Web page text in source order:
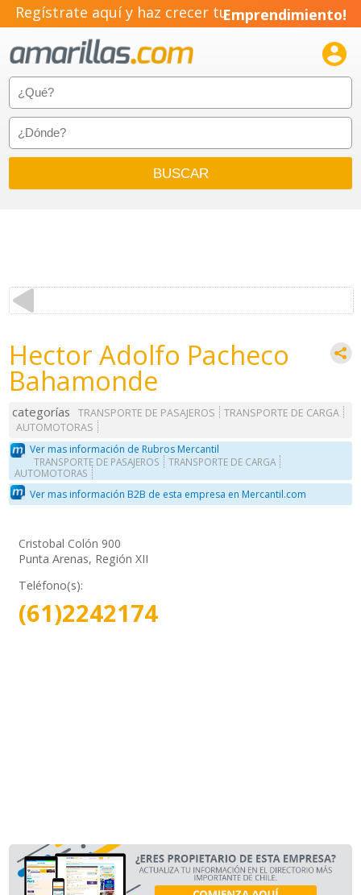
Regístrate aquí y haz crecer tuEmprendimiento!

Hector Adolfo Pacheco
Bahamonde
categorías TRANSPORTE DE PASAJEROS
TRANSPORTE DE CARGA
AUTOMOTORAS
Ver mas información de Rubros Mercantil
TRANSPORTE DE PASAJEROS
TRANSPORTE DE CARGA
AUTOMOTORAS
Ver mas información B2B de esta empresa en Mercantil.com
Cristobal Colón 900
Punta Arenas, Región XII
Teléfono(s):
(61)2242174